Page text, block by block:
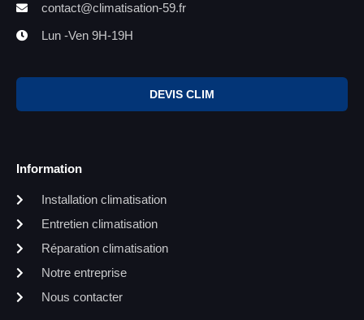
contact@climatisation-59.fr
Lun -Ven 9H-19H
DEVIS CLIM
Information
Installation climatisation
Entretien climatisation
Réparation climatisation
Notre entreprise
Nous contacter